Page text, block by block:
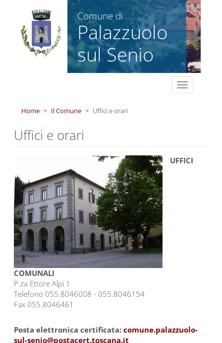
Salta al contenuto principale
Comune di
Palazzuolo
sul Senio
Toggle
navigation
Home
Il Comune Uffici e orari
Uffici e orari
UFFICI
COMUNALI
P.za Ettore Alpi 1
Telefono 055.8046008 - 055.8046154
Fax 055.8046461
Posta elettronica certificata: comune.palazzuolo-
sul-senio@postacert.toscana.it